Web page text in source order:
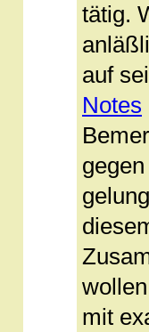
tätig.
auf
Notes
mit